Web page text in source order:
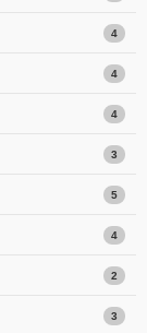
4
4
4
3
5
4
2
3